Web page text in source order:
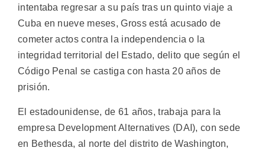
intentaba regresar a su país tras un quinto viaje a
Cuba en nueve meses, Gross está acusado de
cometer actos contra la independencia o la
integridad territorial del Estado, delito que según el
Código Penal se castiga con hasta 20 años de
prisión.
El estadounidense, de 61 años, trabaja para la
empresa Development Alternatives (DAI), con sede
en Bethesda, al norte del distrito de Washington,